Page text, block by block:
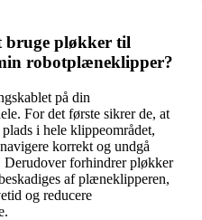
bruge pløkker til
robotplæneklipper?
på din
For det første sikrer de, at
i hele klippeområdet,
korrekt og undgå
Derudover forhindrer pløkker
af plæneklipperen,
og reducere